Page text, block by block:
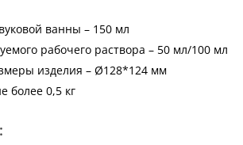
ванны – 150 мл
рабочего раствора – 50 мл/100 мл
изделия – Ø128*124 мм
более 0,5 кг